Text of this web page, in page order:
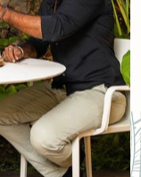
tous risques